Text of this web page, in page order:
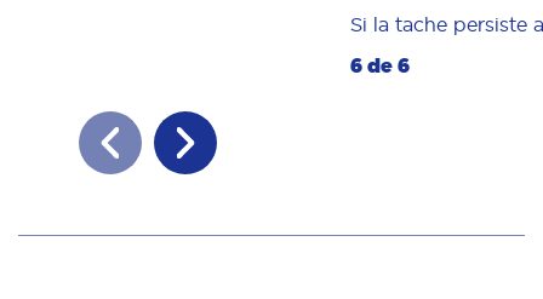
Si la tache persiste
6 de 6